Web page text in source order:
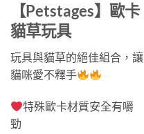
【Petstages】歐卡
貓草玩具
玩具與貓草的絕佳組合，讓
貓咪愛不釋手
特殊歐卡材質安全有嚼
勁